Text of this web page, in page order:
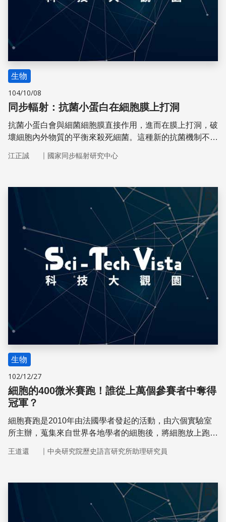
生物
104/10/08
同步輻射：抗菌小蛋白在細胞膜上打洞
抗菌小蛋白會與細菌細胞膜直接作用，進而在膜上打洞，破
壞細胞內外物質的平衡來殺死細菌。這種新的抗菌機制不易
江正誠 ｜ 國家同步輻射研究中心
儲存
生物
102/12/27
細胞的400微米賽跑！誰從上萬個參賽者中奪得
冠軍？
細胞賽跑是2010年由法國學者發起的活動，由六個實驗室
所主辦，蒐集來自世界各地學者的細胞後，將細胞放上跑
後，在58種、1萬多個細胞中，由人類間葉系幹細胞取得冠
王道還 ｜ 中央研究院歷史語言研究所助理研究員
儲存